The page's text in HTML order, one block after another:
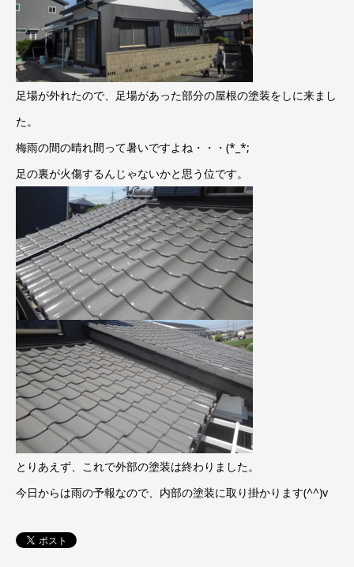
足場が外れたので、足場があった部分の屋根の塗装をしに来まし
た。
梅雨の間の晴れ間って暑いですよね・・・(*_*;
足の裏が火傷するんじゃないかと思う位です。
とりあえず、これで外部の塗装は終わりました。
今日からは雨の予報なので、内部の塗装に取り掛かります(^^)v